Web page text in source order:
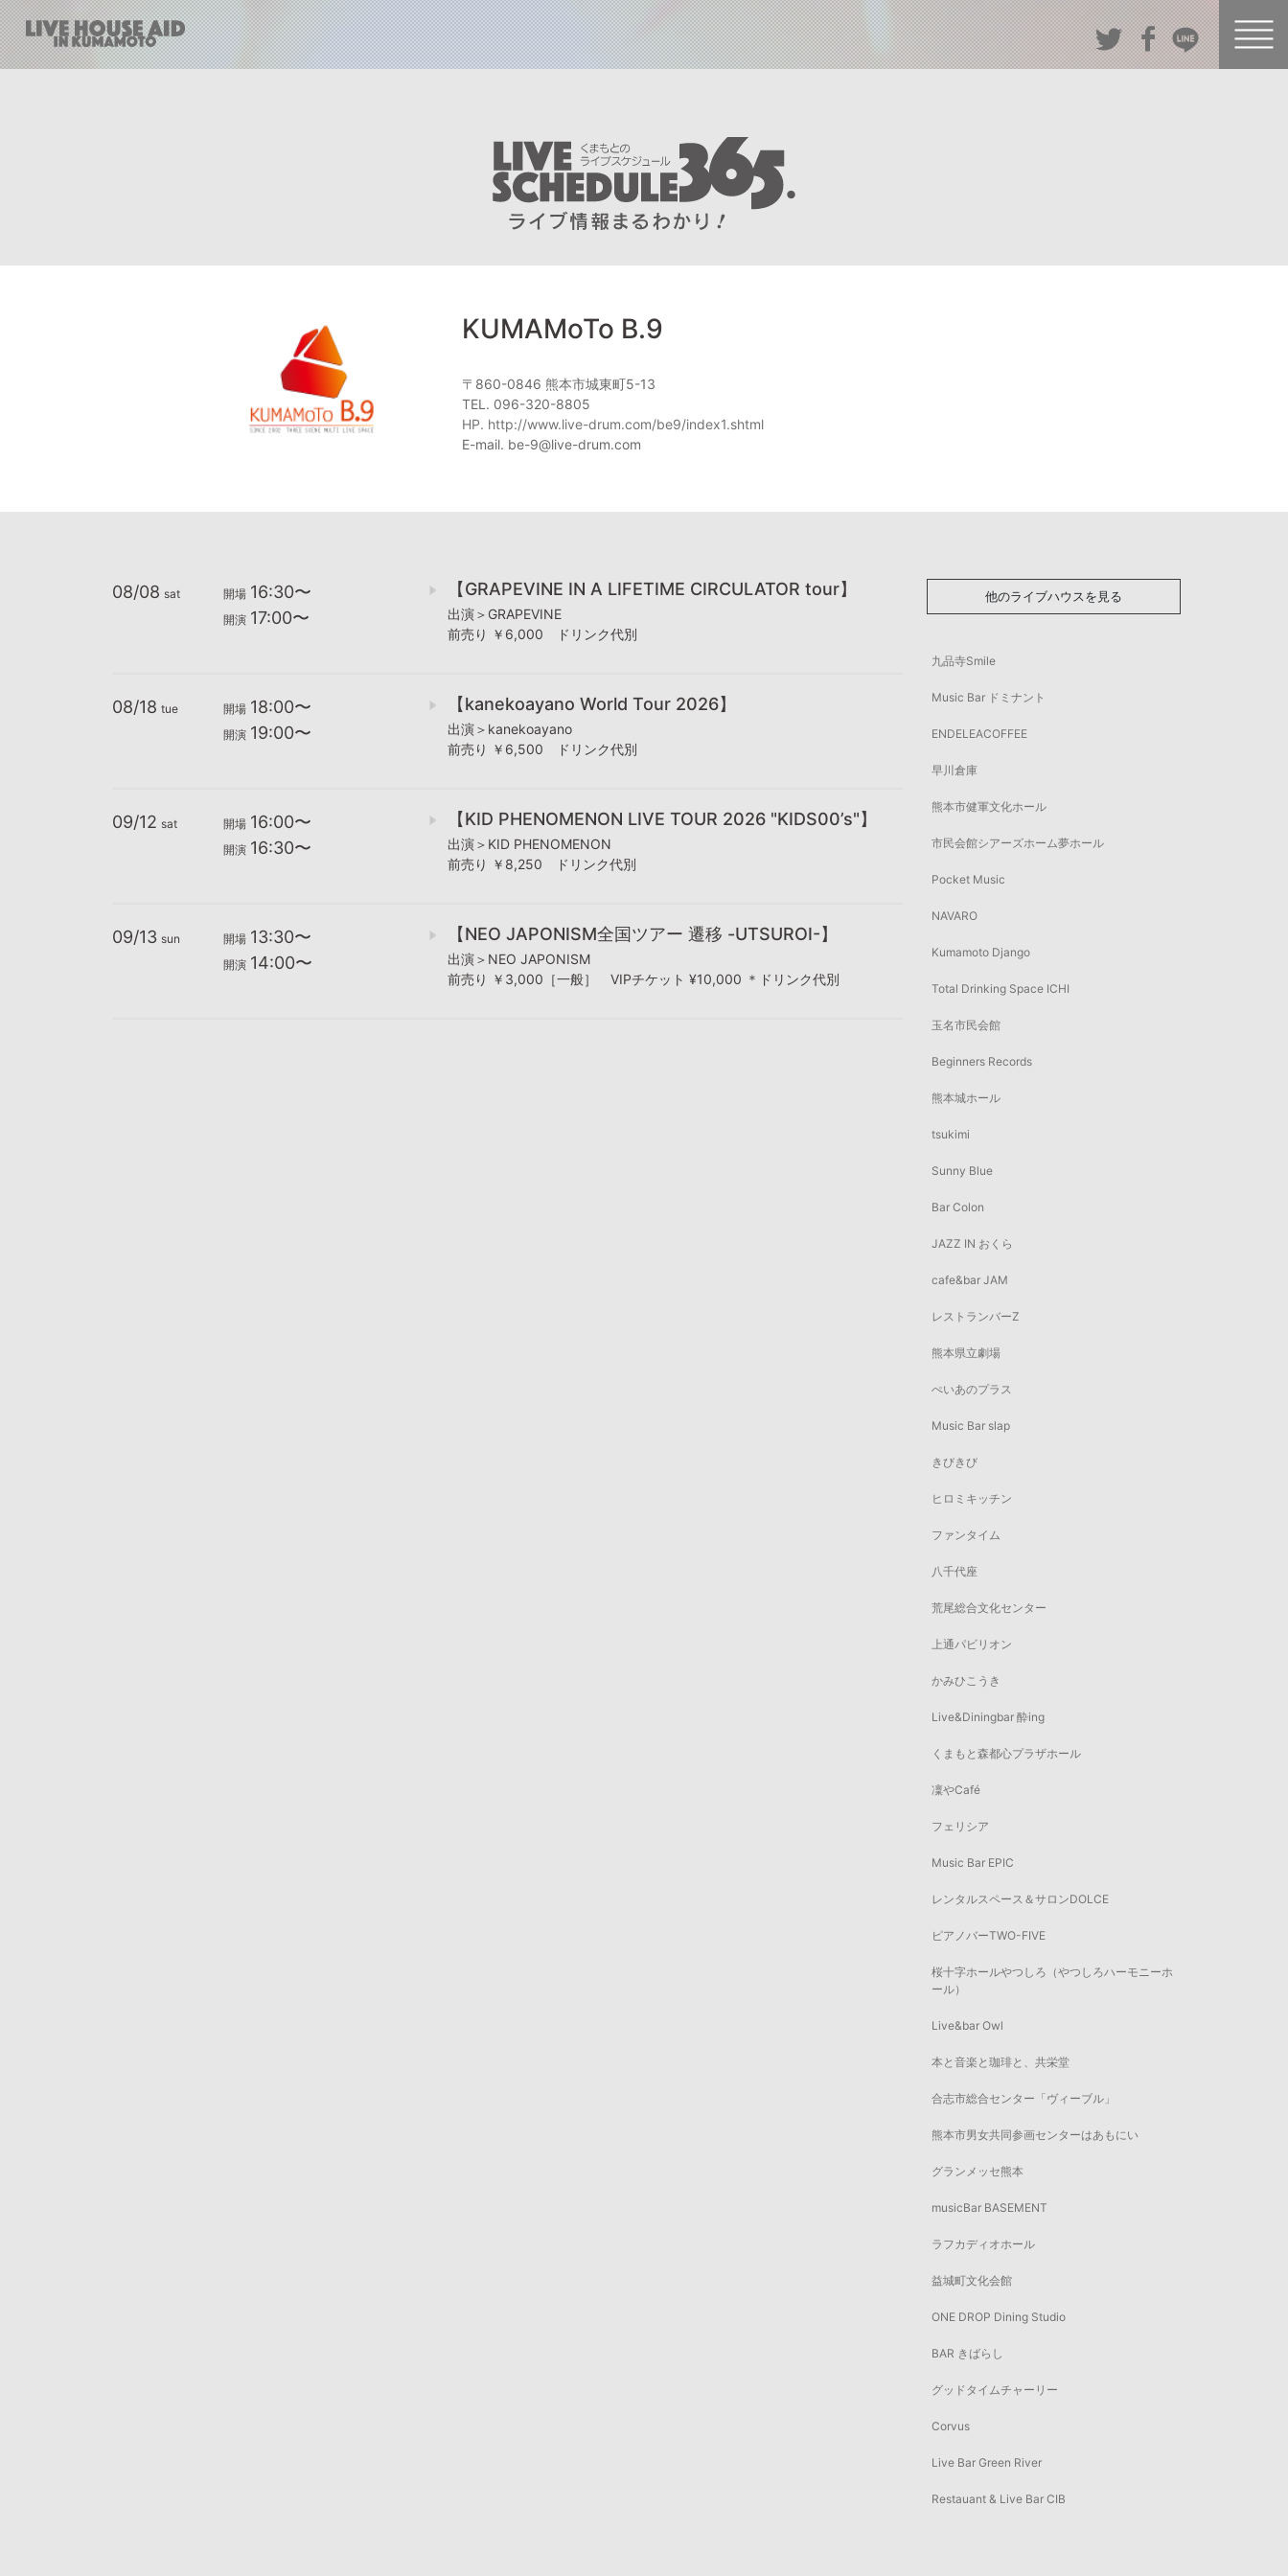
KUMAMoTo B.9
〒860-0846 熊本市城東町5-13
TEL. 096-320-8805
HP. http://www.live-drum.com/be9/index1.shtml
E-mail. be-9@live-drum.com
08/08 sat 開場 16:30〜
開演 17:00〜
【GRAPEVINE IN A LIFETIME CIRCULATOR tour】
出演＞GRAPEVINE
前売り ￥6,000 ドリンク代別
08/18 tue 開場 18:00〜
開演 19:00〜
【kanekoayano World Tour 2026】
出演＞kanekoayano
前売り ￥6,500 ドリンク代別
09/12 sat 開場 16:00〜
開演 16:30〜
【KID PHENOMENON LIVE TOUR 2026 "KIDS00’s"】
出演＞KID PHENOMENON
前売り ￥8,250 ドリンク代別
09/13 sun 開場 13:30〜
開演 14:00〜
【NEO JAPONISM全国ツアー 遷移 -UTSUROI-】
出演＞NEO JAPONISM
前売り ￥3,000［一般］ VIPチケット ¥10,000 ＊ドリンク代別
他のライブハウスを見る
九品寺Smile
Music Bar ドミナント
ENDELEACOFFEE
早川倉庫
熊本市健軍文化ホール
市民会館シアーズホーム夢ホール
Pocket Music
NAVARO
Kumamoto Django
Total Drinking Space ICHI
玉名市民会館
Beginners Records
熊本城ホール
tsukimi
Sunny Blue
Bar Colon
JAZZ IN おくら
cafe&bar JAM
レストランバーZ
熊本県立劇場
ぺいあのプラス
Music Bar slap
きびきび
ヒロミキッチン
ファンタイム
八千代座
荒尾総合文化センター
上通パビリオン
かみひこうき
Live&Diningbar 酔ing
くまもと森都心プラザホール
凜やCafé
フェリシア
Music Bar EPIC
レンタルスペース＆サロンDOLCE
ピアノバーTWO-FIVE
桜十字ホールやつしろ（やつしろハーモニーホ
ール）
Live&bar Owl
本と音楽と珈琲と、共栄堂
合志市総合センター「ヴィーブル」
熊本市男女共同参画センターはあもにい
グランメッセ熊本
musicBar BASEMENT
ラフカディオホール
益城町文化会館
ONE DROP Dining Studio
BAR きばらし
グッドタイムチャーリー
Corvus
Live Bar Green River
Restauant & Live Bar CIB